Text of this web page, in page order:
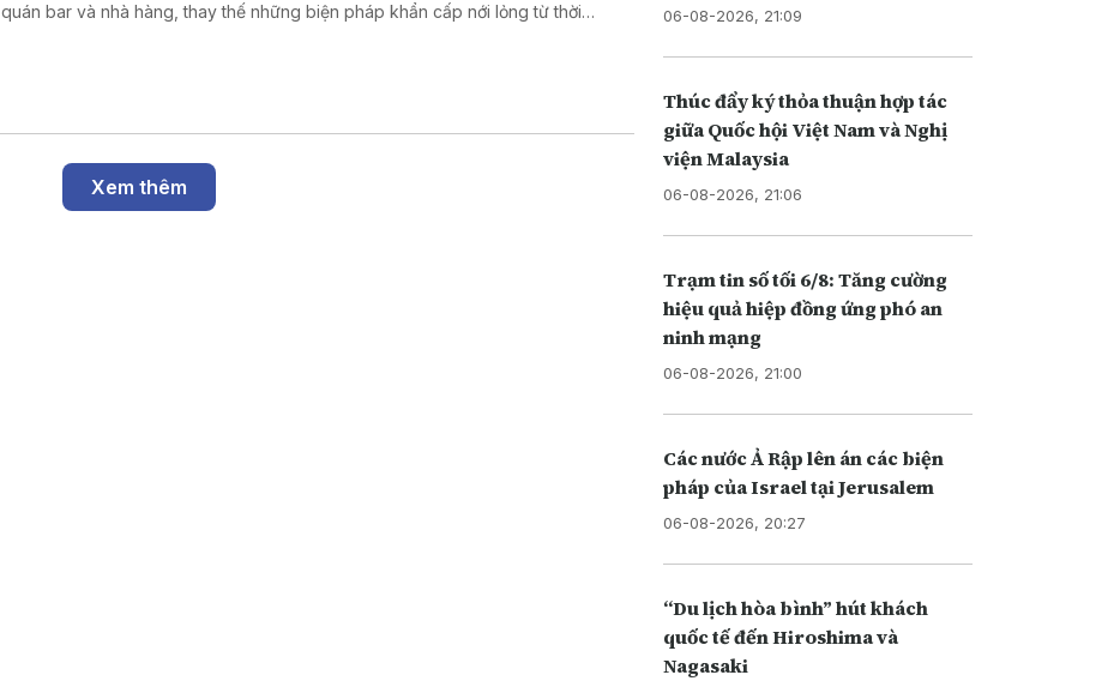
quán bar và nhà hàng, thay thế những biện pháp khẩn cấp nới lỏng từ thời
Xem thêm
06-08-2026, 21:09
Thúc đẩy ký thỏa thuận hợp tác
giữa Quốc hội Việt Nam và Nghị
viện Malaysia
06-08-2026, 21:06
Trạm tin số tối 6/8: Tăng cường
hiệu quả hiệp đồng ứng phó an
ninh mạng
06-08-2026, 21:00
Các nước Ả Rập lên án các biện
pháp của Israel tại Jerusalem
06-08-2026, 20:27
“Du lịch hòa bình” hút khách
quốc tế đến Hiroshima và
Nagasaki